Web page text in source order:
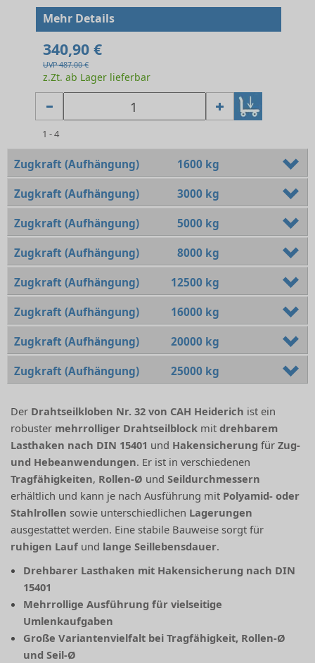
Mehr Details
340,90 €
UVP 487.00 €
z.Zt. ab Lager lieferbar
1 - 4
Zugkraft (Aufhängung) 1600 kg
Zugkraft (Aufhängung) 3000 kg
Zugkraft (Aufhängung) 5000 kg
Zugkraft (Aufhängung) 8000 kg
Zugkraft (Aufhängung) 12500 kg
Zugkraft (Aufhängung) 16000 kg
Zugkraft (Aufhängung) 20000 kg
Zugkraft (Aufhängung) 25000 kg
Der Drahtseilkloben Nr. 32 von CAH Heiderich ist ein
robuster mehrrolliger Drahtseilblock mitdrehbarem
Lasthaken nach DIN 15401 und Hakensicherung fürZug-
und Hebeanwendungen. Er ist in verschiedenen
Tragfähigkeiten, Rollen-Ø undSeildurchmessern
erhältlich und kann je nach Ausführung mit Polyamid- oder
Stahlrollen sowie unterschiedlichen Lagerungen
ausgestattet werden. Eine stabile Bauweise sorgt für
ruhigen Lauf und lange Seillebensdauer.
Drehbarer Lasthaken mit Hakensicherung nach DIN
15401
Mehrrollige Ausführung für vielseitige
Umlenkaufgaben
Große Variantenvielfalt bei Tragfähigkeit, Rollen-Ø
und Seil-Ø